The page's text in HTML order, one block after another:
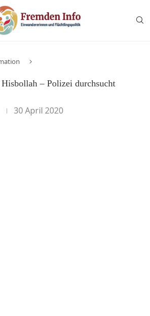
– Polizei durchsucht
30 April 2020